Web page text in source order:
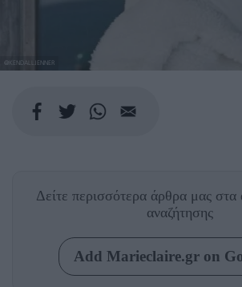
@KENDALLJENNER
Δείτε περισσότερα άρθρα μας στα
αναζήτησης
Add Marieclaire.gr on